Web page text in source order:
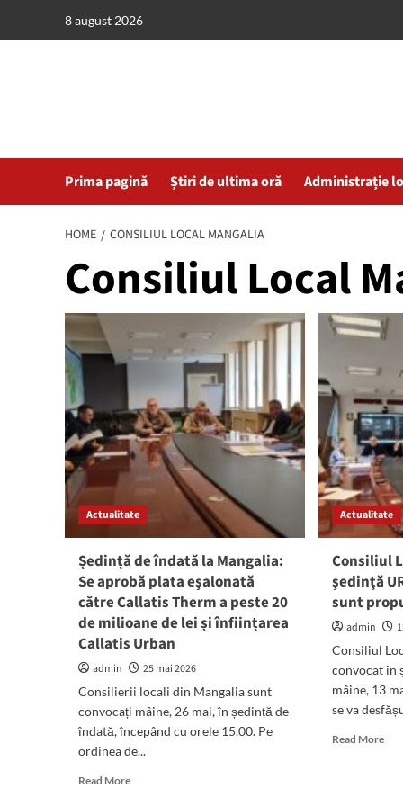
8 august 2026
Prima pagină Știri de ultima oră Administrație
HOME CONSILIUL LOCAL MANGALIA
Consiliul Local
Actualitate
Ședință de îndată la Mangalia:
Se aprobă plata eșalonată
către Callatis Therm a peste 20
de milioane de lei și înființarea
Callatis Urban
admin
25 mai 2026
Consilierii locali din Mangalia sunt
convocați mâine, 26 mai, în ședință de
îndată, începând cu orele 15.00. Pe
ordinea de...
Read MoreRead
Actualitate
Consiliul
ședință
sunt
admin
Consiliul
convocat în
mâine, 13
se va
Read MoreRead